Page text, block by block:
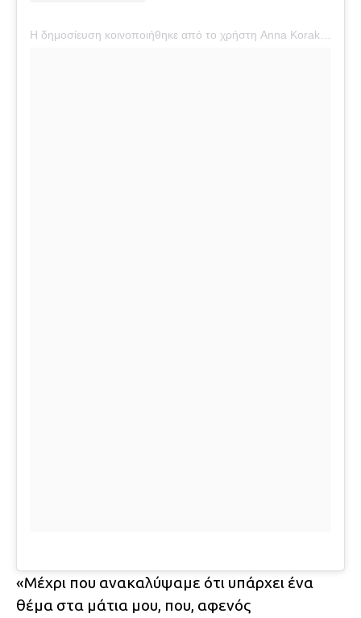
Η δημοσίευση κοινοποιήθηκε από το χρήστη Anna Korakaki (@annakorakaki)
«Μέχρι που ανακαλύψαμε ότι υπάρχει ένα
θέμα στα μάτια μου, που, αφενός